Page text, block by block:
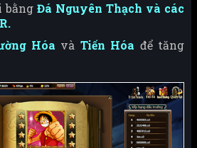
bằng Đá Nguyên Thạch và các
Hóa và Tiến Hóa để tăng